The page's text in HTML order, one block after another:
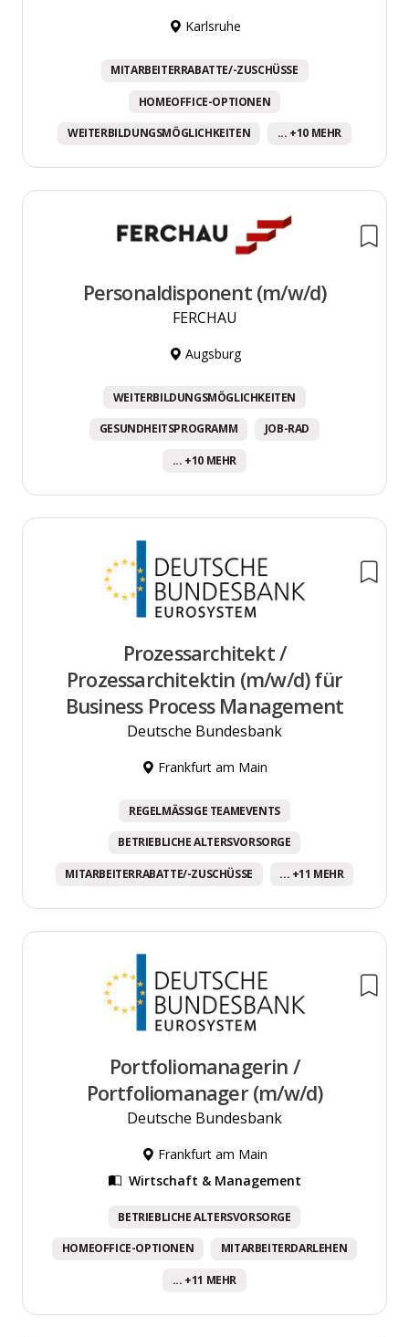
Karlsruhe
MITARBEITERRABATTE/-ZUSCHÜSSE
HOMEOFFICE-OPTIONEN
WEITERBILDUNGSMÖGLICHKEITEN ... +10 MEHR
Personaldisponent (m/w/d)
FERCHAU
Augsburg
WEITERBILDUNGSMÖGLICHKEITEN
GESUNDHEITSPROGRAMM JOB-RAD
... +10 MEHR
Prozessarchitekt /
Prozessarchitektin (m/w/d) für
Business Process Management
Deutsche Bundesbank
Frankfurt am Main
REGELMÄSSIGE TEAMEVENTS
BETRIEBLICHE ALTERSVORSORGE
MITARBEITERRABATTE/-ZUSCHÜSSE ... +11 MEHR
Portfoliomanagerin /
Portfoliomanager (m/w/d)
Deutsche Bundesbank
Frankfurt am Main
Wirtschaft & Management
BETRIEBLICHE ALTERSVORSORGE
HOMEOFFICE-OPTIONEN MITARBEITERDARLEHEN
... +11 MEHR